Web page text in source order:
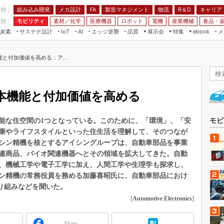
： 組み込み開発 メカ設計 FA 製造マネジメント 物流 R＆D
キャリア
：
モビリティ 素材／化学 医療機器 ロボット 電機 産業機械
食品・
素
サステナ設計 IoT
AI
全
エッジ逆襲 品質
展示会
JIMTOF
IIFES
ジャパンモビリティショー
TECHNO-FRONTIER
人テク展
スマート工場EXPO
EdgeTech+
特集
VR／AR
フィールドサービス
FPGA
組み込み画像技術
組み込みモデリング
Windows Embedded
車載ソフト開発
無償設計ツール
ebook
FA
モビリティ
素材／化学
付加価値を高める：ア...
機能と付加価値を高める
な住空間の1つとなっている。このために、「環境」、「安
やライフスタイルといった住生活を理解して、そのつなが
ン精機を核とするアイシングループは、自動車部品を事業
商品、バイオ関連機器へとその領域を拡大してきた。自動
械工学や電子工学に加え、人間工学や生理学も探求し、
精機の常務役員を務める加藤喜昭氏に、自動車部品におけ
みなどを聞いた。
[Automotive Electronics]
モ